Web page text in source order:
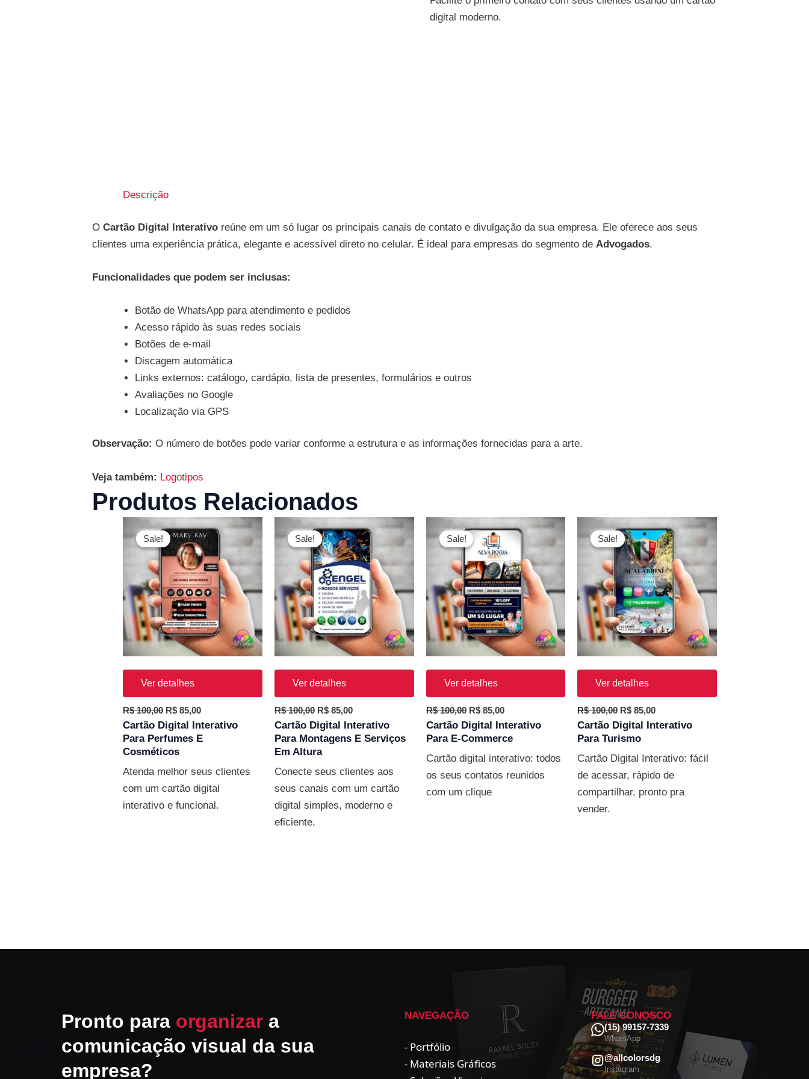
digital moderno.
Descrição
O Cartão Digital Interativo reúne em um só lugar os principais canais de contato e divulgação da sua empresa. Ele oferece aos seus
clientes uma experiência prática, elegante e acessível direto no celular. É ideal para empresas do segmento de Advogados.
Funcionalidades que podem ser inclusas:
Botão de WhatsApp para atendimento e pedidos
Acesso rápido às suas redes sociais
Botões de e-mail
Discagem automática
Links externos: catálogo, cardápio, lista de presentes, formulários e outros
Avaliações no Google
Localização via GPS
Observação: O número de botões pode variar conforme a estrutura e as informações fornecidas para a arte.
Veja também: Logotipos
Produtos Relacionados
Sale!
Sale!
Ver detalhes
R$100,00
preço
original
era:
R$ 100,00.
R$ 85,00
preço
atual
é:
R$ 85,00.
Cartão Digital Interativo
Para Perfumes E
Cosméticos
Atenda melhor seus clientes
com um cartão digital
interativo e funcional.
Sale!
Sale!
Ver detalhes
R$100,00
preço
original
era:
R$ 100,00.
R$85,00
preço
atual
é:
R$ 85,00.
Cartão Digital Interativo
Para Montagens E Serviços
Em Altura
Conecte seus clientes aos
seus canais com um cartão
digital simples, moderno e
eficiente.
Sale!
Sale!
Ver detalhes
R$100,00
preço
original
era:
R$ 100,00.
R$85,00
preço
é:
R$ 85,00.
Cartão Digital Interativo
Para E-Commerce
Cartão digital interativo: todos
os seus contatos reunidos
com um clique
Sale!
Sale!
Ver detalhes
R$100,00
preço
original
era:
R$ 100,00.
R$ 85,00
preço
atual
é:
R$ 85,00.
Cartão Digital Interativo
Para Turismo
Cartão Digital Interativo: fácil
de acessar, rápido de
compartilhar, pronto pra
vender.
Pronto para organizar a
comunicação visual da sua
empresa?
NAVEGAÇÃO
- Portfólio
- Materiais Gráficos
FALE CONOSCO
(15) 99157-7339
WhatsApp
@allcolorsdg
Instagram